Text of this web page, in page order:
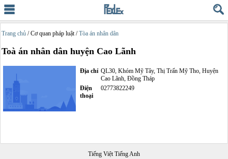
Trang chủ / Cơ quan pháp luật /Tòa án nhân dân
Toà án nhân dân huyện Cao Lãnh
Địa chỉ QL30, Khóm Mỹ Tây, Thị Trấn Mỹ Tho, Huyện
Cao Lãnh, Đồng Tháp
Điện
thoại
02773822249
Tiếng Việt Tiếng Anh